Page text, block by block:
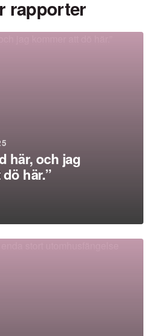
rapporter
här, och jag
här.”